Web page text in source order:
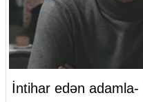
İntihar edən adamla-